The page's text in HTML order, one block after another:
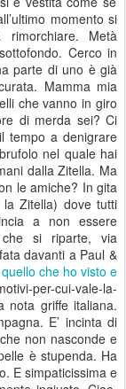
momento si
Metà
Cerco in
parte di uno è già
Mamma mia
che vanno in giro
di merda sei? Ci
tempo a denigrare
nel quale hai
dalla Zitella. Ma
le amiche? In gita
Zitella) dove tutti
a non essere
che si riparte, via
davanti a Paul &
che ho visto e
per-cui-vale-la-
nota griffe italiana.
E’ incinta di
non nasconde e
è stupenda. Ha
E simpaticissima e